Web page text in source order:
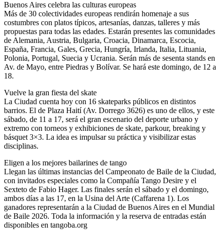
Buenos Aires celebra las culturas europeas
Más de 30 colectividades europeas rendirán homenaje a sus
costumbres con platos típicos, artesanías, danzas, talleres y más
propuestas para todas las edades. Estarán presentes las comunidades
de Alemania, Austria, Bulgaria, Croacia, Dinamarca, Escocia,
España, Francia, Gales, Grecia, Hungría, Irlanda, Italia, Lituania,
Polonia, Portugal, Suecia y Ucrania. Serán más de sesenta stands en
Av. de Mayo, entre Piedras y Bolívar. Se hará este domingo, de 12 a
18.
Vuelve la gran fiesta del skate
La Ciudad cuenta hoy con 16 skateparks públicos en distintos
barrios. El de Plaza Haití (Av. Dorrego 3626) es uno de ellos, y este
sábado, de 11 a 17, será el gran escenario del deporte urbano y
extremo con torneos y exhibiciones de skate, parkour, breaking y
básquet 3×3. La idea es impulsar su práctica y visibilizar estas
disciplinas.
Eligen a los mejores bailarines de tango
Llegan las últimas instancias del Campeonato de Baile de la Ciudad,
con invitados especiales como la Compañía Tango Desire y el
Sexteto de Fabio Hager. Las finales serán el sábado y el domingo,
ambos días a las 17, en la Usina del Arte (Caffarena 1). Los
ganadores representarán a la Ciudad de Buenos Aires en el Mundial
de Baile 2026. Toda la información y la reserva de entradas están
disponibles en tangoba.org